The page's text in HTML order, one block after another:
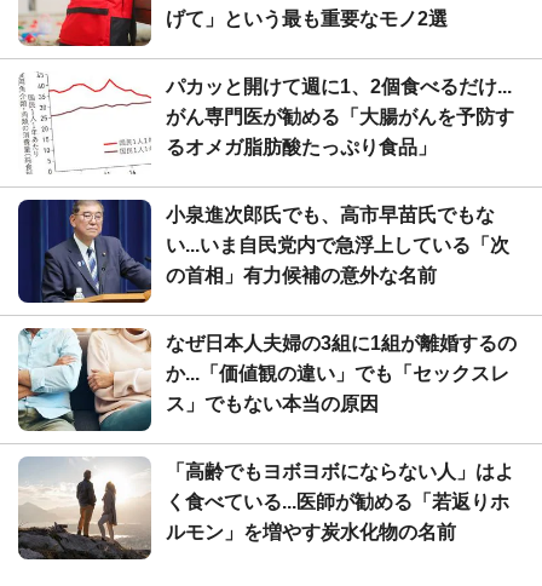
げて」という最も重要なモノ2選
パカッと開けて週に1、2個食べるだけ...
がん専門医が勧める「大腸がんを予防す
るオメガ脂肪酸たっぷり食品」
小泉進次郎氏でも、高市早苗氏でもな
い...いま自民党内で急浮上している「次
の首相」有力候補の意外な名前
なぜ日本人夫婦の3組に1組が離婚するの
か...「価値観の違い」でも「セックスレ
ス」でもない本当の原因
「高齢でもヨボヨボにならない人」はよ
く食べている...医師が勧める「若返りホ
ルモン」を増やす炭水化物の名前